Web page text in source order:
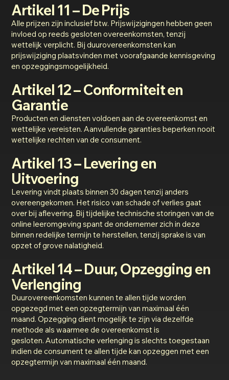
Artikel 11 – De Prijs
Alle prijzen zijn inclusief btw. Prijswijzigingen hebben geen
invloed op reeds gesloten overeenkomsten, tenzij
wettelijk verplicht. Bij duurovereenkomsten kan
prijswijziging plaatsvinden met voorafgaande kennisgeving
en opzeggingsmogelijkheid.
Artikel 12 – Conformiteit en
Garantie
Producten en diensten voldoen aan de overeenkomst en
wettelijke vereisten. Aanvullende garanties beperken nooit
wettelijke rechten van de consument.
Artikel 13 – Levering en
Uitvoering
Levering vindt plaats binnen 30 dagen tenzij anders
overeengekomen. Het risico van schade of verlies gaat
over bij aflevering. Bij tijdelijke technische storingen van de
online leeromgeving spant de ondernemer zich in deze
binnen redelijke termijn te herstellen, tenzij sprake is van
opzet of grove nalatigheid.
Artikel 14 – Duur, Opzegging en
Verlenging
Duurovereenkomsten kunnen te allen tijde worden
opgezegd met een opzegtermijn van maximaal één
maand. Opzegging dient mogelijk te zijn via dezelfde
methode als waarmee de overeenkomst is
gesloten. Automatische verlenging is slechts toegestaan
indien de consument te allen tijde kan opzeggen met een
opzegtermijn van maximaal één maand.